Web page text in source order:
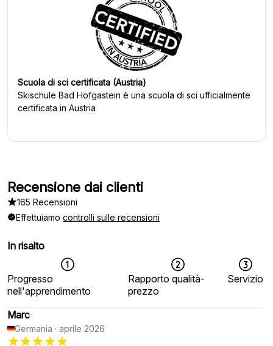
Scuola di sci certificata (Austria)
Skischule Bad Hofgastein è una scuola di sci ufficialmente
certificata in Austria
Recensione dai clienti
165 Recensioni
Effettuiamo controlli sulle recensioni
In risalto
Progresso
nell'apprendimento
Rapporto qualità-
prezzo
Servizio
Marc
Germania · aprile 2026